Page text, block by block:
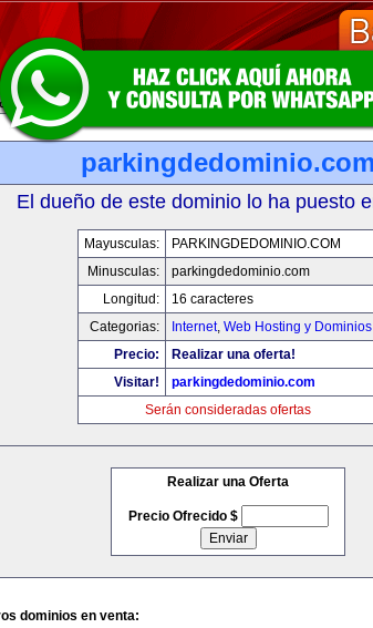
parkingdedominio.com
El dueño de este dominio lo ha puesto
Mayusculas:
PARKINGDEDOMINIO.COM
Minusculas:
parkingdedominio.com
Longitud:
16 caracteres
Categorias:
Internet, Web Hosting y Dominios
Precio:
Realizar una oferta!
Visitar!
parkingdedominio.com
Serán consideradas ofertas
Realizar una Oferta
Precio Ofrecido $
dominios en venta: